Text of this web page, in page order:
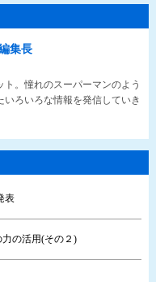
集長
ト。憧れのスーパーマンのよう
いろいろな情報を発信していき
表
の活用(その２)